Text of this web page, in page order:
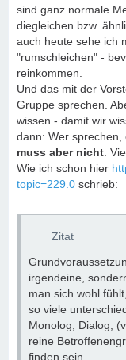
sind ganz normale
diegleichen bzw.
auch heute sehe ich
"rumschleichen" -
reinkommen.
Und das mit der
Gruppe sprechen.
wissen - damit wir
dann: Wer sprechen,
muss aber nicht .
Wie ich schon hier
topic=229.0 schrieb:
Zitat
irgendeine,
man sich wohl
so viele
Monolog, Dialog,
reine
finden sein.